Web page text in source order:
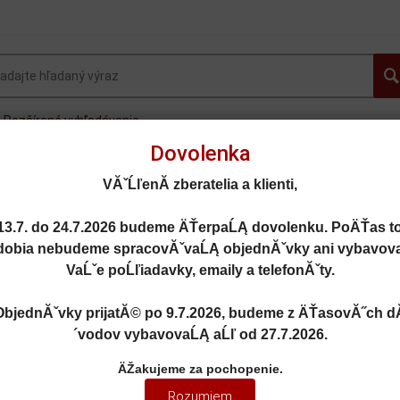
Rozšírené vyhľadávanie
AUTOGALLERY.sk OSOBNÉ AUTÁ
MOTORKY LIETADLÁ DOPLNKY ZĽAVY A
ACS2 SPORT TORONTO RED 2023 - GT Spirit - GT505
ACS2 SPORT TORONTO
Dovolenka
VĂˇĹľenĂ­ zberatelia a klienti,
do 24.7.2026 budeme ÄŤerpaĹĄ dovolenku. PoÄŤas
nebudeme spracovĂˇvaĹĄ objednĂˇvky ani
VaĹˇe poĹľiadavky, emaily a telefonĂˇty.
prijatĂ© po 9.7.2026, budeme z ÄŤasovĂ˝ch
´vodov vybavovaĹĄ aĹľ od 27.7.2026.
ÄŽakujeme za pochopenie.
Rozumiem